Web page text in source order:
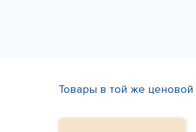
Товары в той же ценовой